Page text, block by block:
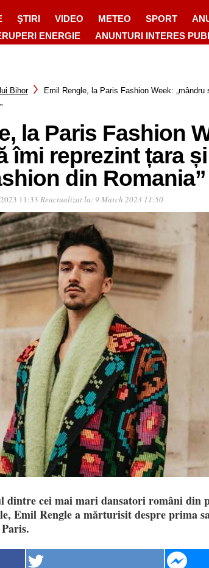
ŞTIRI VIDEO METEO SPORT
ENERGIE
ANUNTURI INTERES
Bihor
Emil Rengle, la Paris Fashion Week:
la Paris Fashion
îmi reprezint țara și
din Romania”
11:33 Reactualizat la: 9 March 2023 11:50
dintre cei mai mari dansatori români din
Emil Rengle a mărturisit despre prima